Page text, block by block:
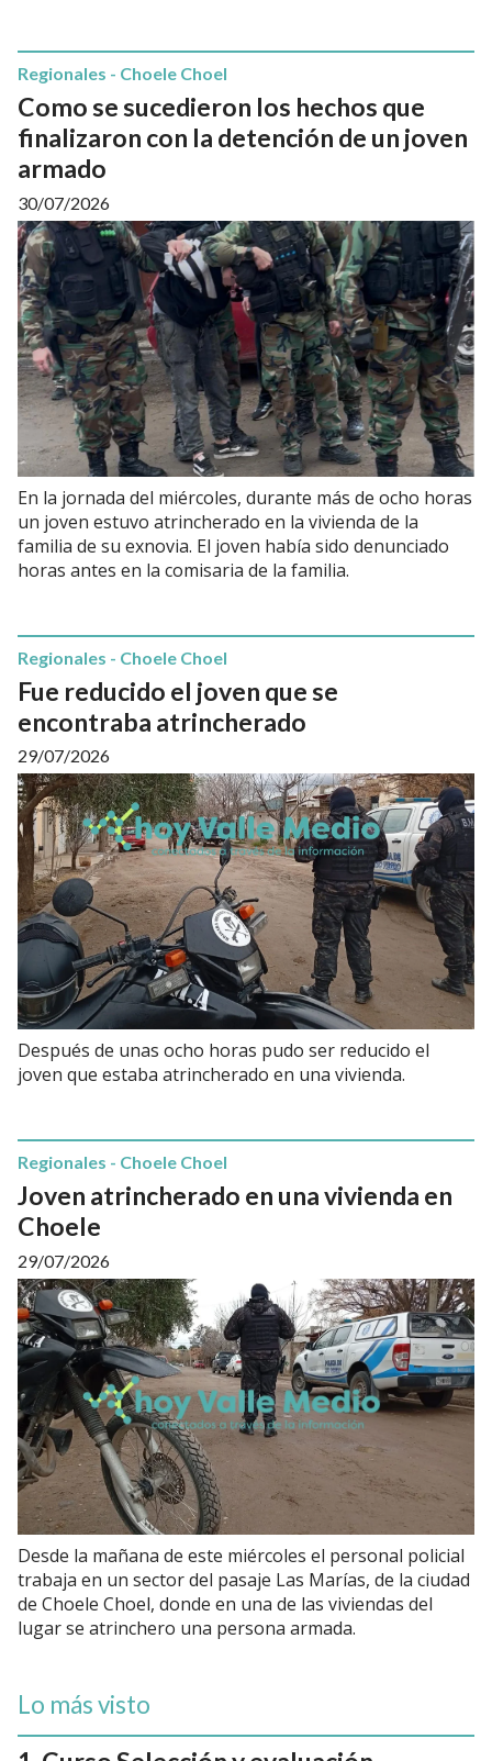
Como se sucedieron los hechos que
finalizaron con la detención de un joven
armado
Regionales - Choele Choel
30/07/2026
En la jornada del miércoles, durante más de ocho horas
un joven estuvo atrincherado en la vivienda de la
familia de su exnovia. El joven había sido denunciado
horas antes en la comisaria de la familia.
Fue reducido el joven que se
encontraba atrincherado
Regionales - Choele Choel
29/07/2026
Después de unas ocho horas pudo ser reducido el
joven que estaba atrincherado en una vivienda.
Joven atrincherado en una vivienda en
Choele
Regionales - Choele Choel
29/07/2026
Desde la mañana de este miércoles el personal policial
trabaja en un sector del pasaje Las Marías, de la ciudad
de Choele Choel, donde en una de las viviendas del
lugar se atrinchero una persona armada.
Lo más visto